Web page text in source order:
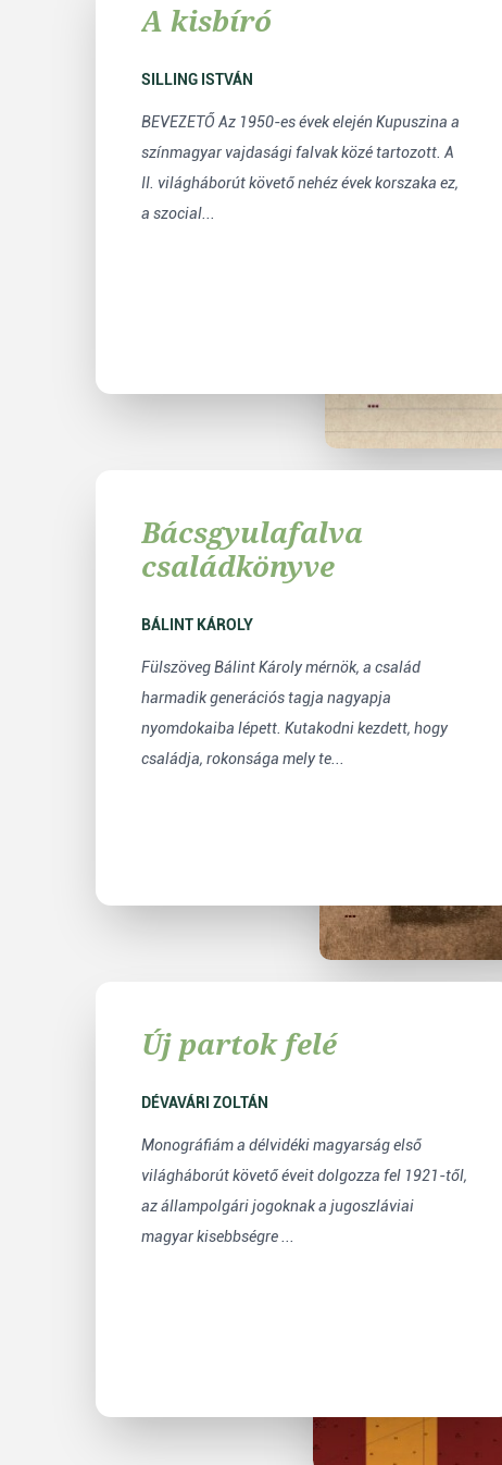
A kisbíró
SILLING ISTVÁN
BEVEZETŐ Az 1950-es évek elején Kupuszina a
színmagyar vajdasági falvak közé tartozott. A
II. világháborút követő nehéz évek korszaka ez,
a szocial...
Bácsgyulafalva
családkönyve
BÁLINT KÁROLY
Fülszöveg Bálint Károly mérnök, a család
harmadik generációs tagja nagyapja
nyomdokaiba lépett. Kutakodni kezdett, hogy
családja, rokonsága mely te...
Új partok felé
DÉVAVÁRI ZOLTÁN
Monográfiám a délvidéki magyarság első
világháborút követő éveit dolgozza fel 1921-től,
az állampolgári jogoknak a jugoszláviai
magyar kisebbségre ...